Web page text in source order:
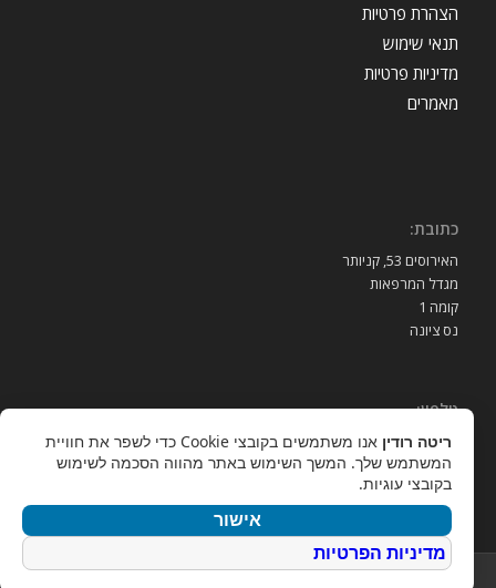
הצהרת פרטיות
תנאי שימוש
מדיניות פרטיות
מאמרים
כתובת:
האירוסים 53, קניותר
מגדל המרפאות
קומה 1
נס ציונה
טלפון:
052-3939989
ריטה רודין
אנו משתמשים בקובצי Cookie כדי לשפר את חוויית
המשתמש שלך. המשך השימוש באתר מהווה הסכמה לשימוש
בקובצי עוגיות.
אישור
מדיניות הפרטיות